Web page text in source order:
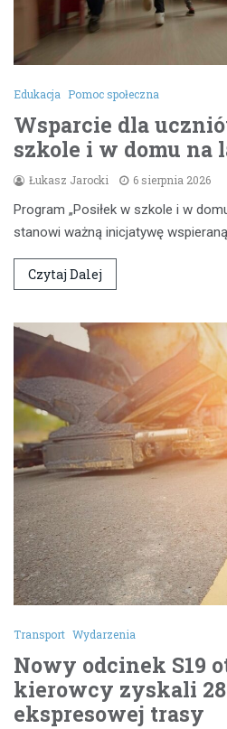
Edukacja Pomoc społeczna
Wsparcie dla
szkole i w domu na
Łukasz Jarocki 6 sierpnia 2026
Program „Posiłek w szkole i w
stanowi ważną inicjatywę
Czytaj Dalej
Transport Wydarzenia
Nowy odcinek S19
kierowcy zyskali
ekspresowej trasy